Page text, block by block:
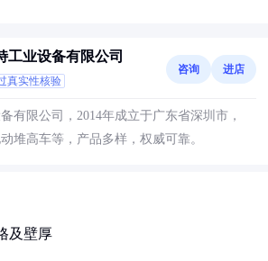
工业设备有限公司
真实性核验
咨询 进店
有限公司，2014年成立于广东省深圳市，
堆高车等，产品多样，权威可靠。
及壁厚